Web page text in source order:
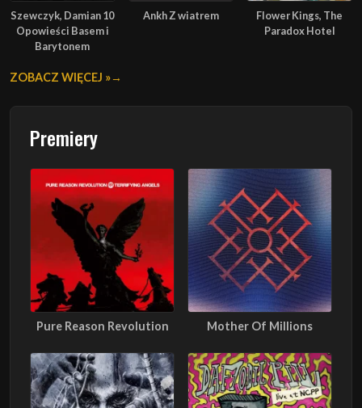
Szewczyk, Damian 10
Opowieści Basem i
Barytonem
Ankh Z wiatrem
Flower Kings, The
Paradox Hotel
ZOBACZ WIĘCEJ »
Premiery
Pure Reason Revolution Mother Of Millions